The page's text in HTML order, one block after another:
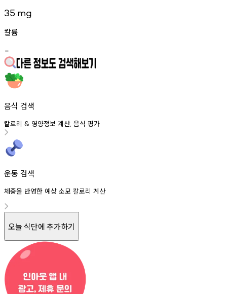
35 mg
칼륨
-
음식 검색
칼로리 & 영양정보 계산, 음식 평가
운동 검색
체중을 반영한 예상 소모 칼로리 계산
오늘 식단에 추가하기